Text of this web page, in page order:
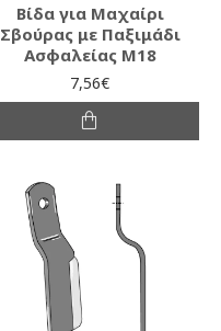
Βίδα για Μαχαίρι
Σβούρας με Παξιμάδι
Ασφαλείας Μ18
7,56€